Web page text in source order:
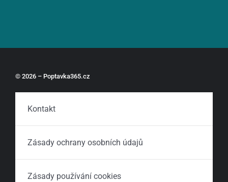
© 2026 – Poptavka365.cz
Kontakt
Zásady ochrany osobních údajů
Zásady používání cookies